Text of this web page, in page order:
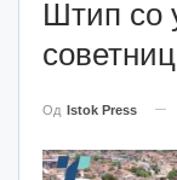
Штип со
Од Istok Press